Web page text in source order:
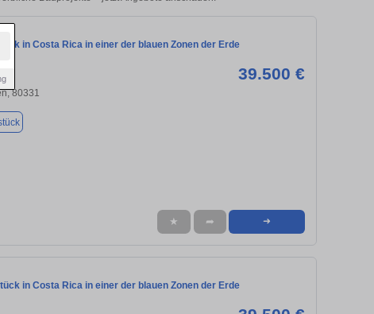
in Costa Rica in einer der blauen Zonen der Erde
39.500 €
80331
★ ➦ ➜
in Costa Rica in einer der blauen Zonen der Erde